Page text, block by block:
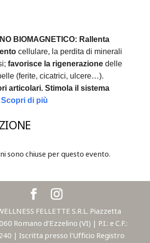
BIOMAGNETICO: Rallenta
cellulare, la perdita di minerali
favorisce la rigenerazionedelle
(ferite, cicatrici, ulcere…).
articolari. Stimola il sistema
Scopri di più
sono chiuse per questo evento.
FELLETTE S.R.L. Piazzetta
Romano d'Ezzelino (VI) | P.I.: e C.F.:
| Iscritta presso l'Ufficio Registro